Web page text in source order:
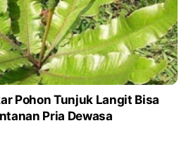
Pohon Tunjuk Langit Bisa
Meningkatkan Kejantanan Pria Dewasa